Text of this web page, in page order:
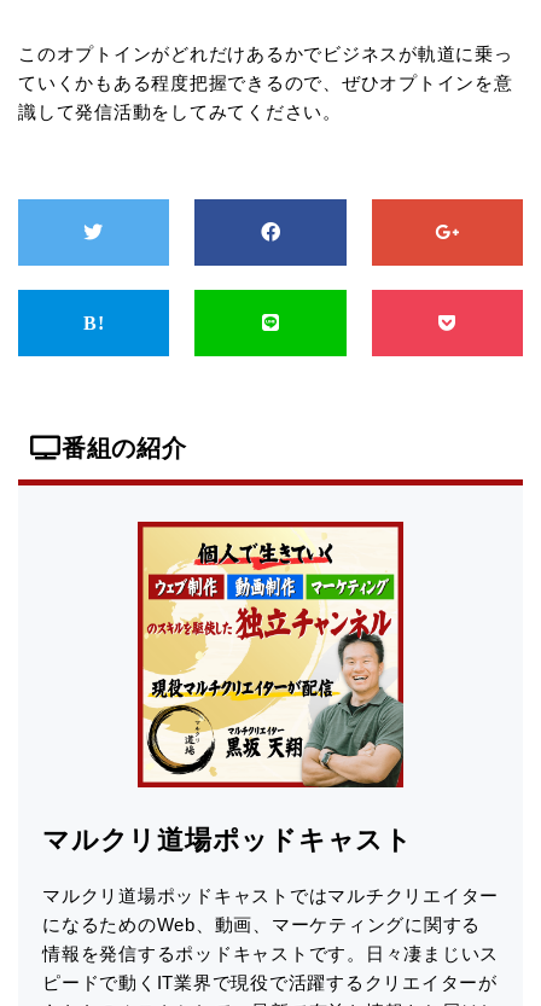
このオプトインがどれだけあるかでビジネスが軌道に乗っ
ていくかもある程度把握できるので、ぜひオプトインを意
識して発信活動をしてみてください。
番組の紹介
マルクリ道場ポッドキャスト
マルクリ道場ポッドキャストではマルチクリエイター
になるためのWeb、動画、マーケティングに関する
情報を発信するポッドキャストです。日々凄まじいス
ピードで動くIT業界で現役で活躍するクリエイターが